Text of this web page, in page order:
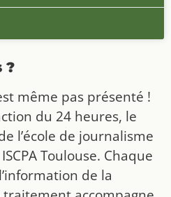
?
même pas présenté !
du 24 heures, le
l’école de journalisme
Toulouse. Chaque
de la